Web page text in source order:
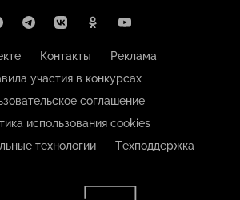
Контакты
Реклама
участия в конкурсах
соглашение
использования cookies
технологии
Техподдержка